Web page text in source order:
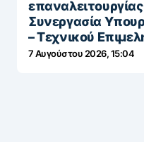
Συνεργασία
– Τεχνικού
7 Αυγούστου 2026, 15:04